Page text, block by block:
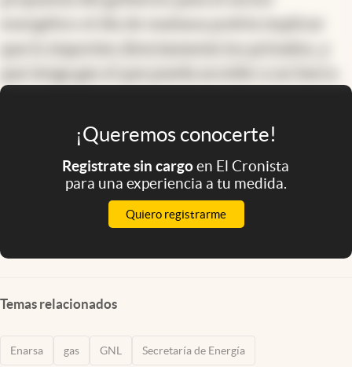
que lo importen directamente los privados, y
que tenga gas el que pueda acceder a un barco
¡Queremos conocerte!
Registrate sin cargoen El Cronista
para una experiencia a tu medida.
Quiero registrarme
Temas relacionados
Enarsa gas GNL Secretaría de Energía